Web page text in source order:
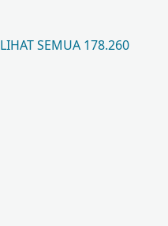
LIHAT SEMUA 178.260